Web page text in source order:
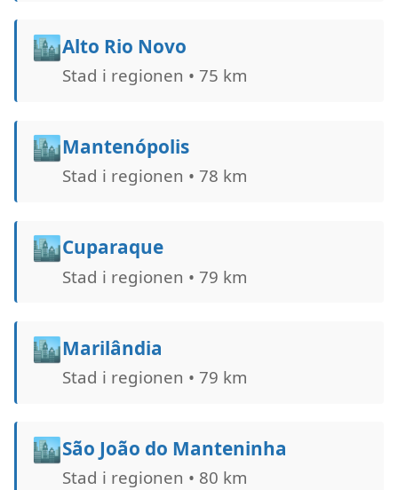
🏙️Alto Rio Novo
Stad i regionen • 75 km
🏙️Mantenópolis
Stad i regionen • 78 km
🏙️Cuparaque
Stad i regionen • 79 km
🏙️Marilândia
Stad i regionen • 79 km
🏙️São João do Manteninha
Stad i regionen • 80 km